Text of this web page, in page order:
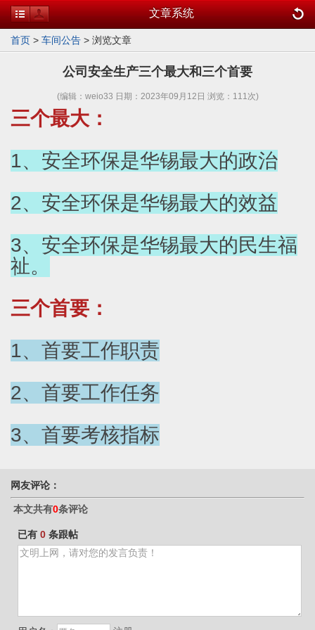
文章系统
首页 > 车间公告 > 浏览文章
公司安全生产三个最大和三个首要
(编辑：weio33 日期：2023年09月12日 浏览： 111次)
三个最大：
1、安全环保是华锡最大的政治
2、安全环保是华锡最大的效益
3、安全环保是华锡最大的民生福
祉。
三个首要：
1、首要工作职责
2、首要工作任务
3、首要考核指标
网友评论：
本文共有0条评论
已有 0 条跟帖